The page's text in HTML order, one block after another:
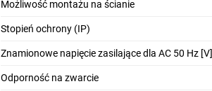
Możliwość montażu na ścianie
Stopień ochrony (IP)
Znamionowe napięcie zasilające dla AC 50 Hz [V]
Odporność na zwarcie